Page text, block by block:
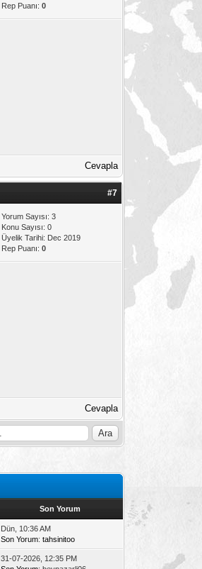
Rep Puanı:0
Cevapla
#7
Yorum Sayısı: 3
Konu Sayısı: 0
Üyelik Tarihi: Dec 2019
Rep Puanı:0
Cevapla
Son Yorum
Dün, 10:36 AM
Son Yorum:tahsinitoo
31-07-2026, 12:35 PM